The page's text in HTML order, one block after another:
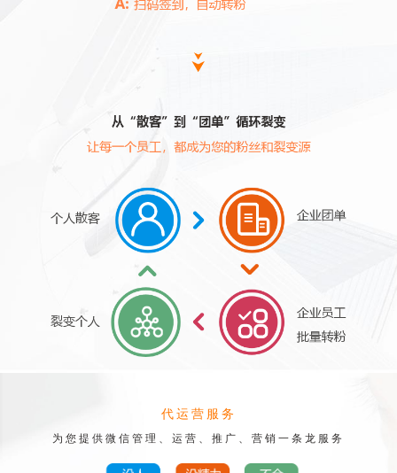
代运营服务
为您提供微信管理、运营、推广、营销一条龙服务